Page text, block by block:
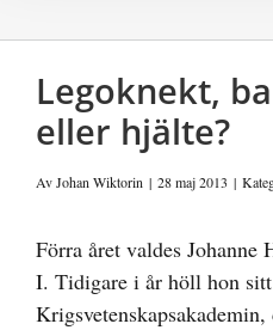
Legoknekt,
eller hjälte?
AvJohan Wiktorin | 28 maj 2013 |
Förra året valdes
I. Tidigare i år höll hon